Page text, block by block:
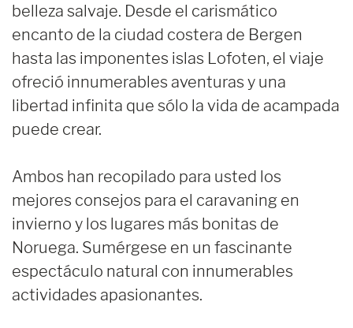
belleza salvaje. Desde el carismático
encanto de la ciudad costera de Bergen
hasta las imponentes islas Lofoten, el viaje
ofreció innumerables aventuras y una
libertad infinita que sólo la vida de acampada
puede crear.
Ambos han recopilado para usted los
mejores consejos para el caravaning en
invierno y los lugares más bonitas de
Noruega. Sumérgese en un fascinante
espectáculo natural con innumerables
actividades apasionantes.